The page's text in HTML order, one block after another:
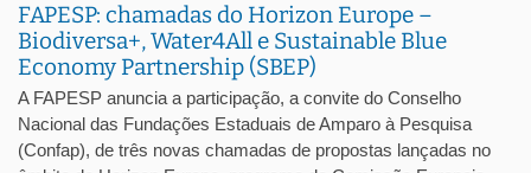
FAPESP: chamadas do Horizon Europe –
Biodiversa+, Water4All e Sustainable Blue
Economy Partnership (SBEP)
A FAPESP anuncia a participação, a convite do Conselho
Nacional das Fundações Estaduais de Amparo à Pesquisa
(Confap), de três novas chamadas de propostas lançadas no